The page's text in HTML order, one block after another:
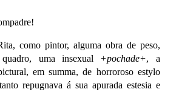
como pintor, alguma obra de peso,
uma insexual +pochade+, a
em summa, de horroroso estylo
repugnava á sua apurada estesia e